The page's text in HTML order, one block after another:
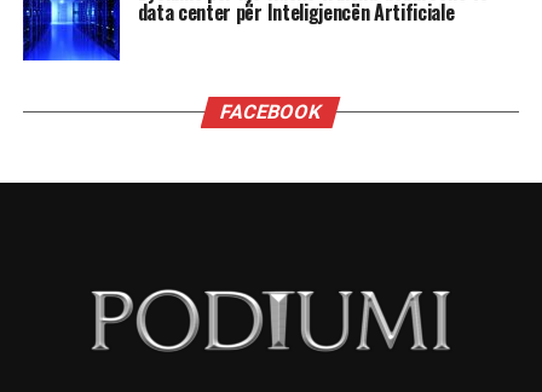
Virgjëresha
nevojës së tyre për përsosmëri. Krahasimet e
ndihen konkurrues ose të zhgënjyer. Ato
ritmin e saj personal dhe të shmangë krahasimet
e panevojshme.